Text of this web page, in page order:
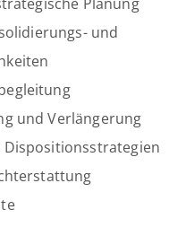
und
und Verlängerung